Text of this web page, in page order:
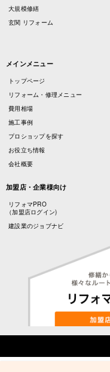
大規模修繕
玄関 リフォーム
メインメニュー
トップページ
リフォーム・修理メニュー
費用相場
施工事例
プロショップを探す
お役立ち情報
会社概要
加盟店・企業様向け
リフォマPRO
（加盟店ログイン)
建設業のジョブナビ